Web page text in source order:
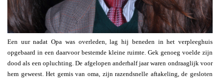
Een uur nadat Opa was overleden, lag hij beneden in het verpleeghuis
opgebaard in een daarvoor bestemde kleine ruimte. Gek genoeg voelde zijn
dood als een opluchting. De afgelopen anderhalf jaar waren ondraaglijk voor
hem geweest. Het gemis van oma, zijn razendsnelle aftakeling, de gesloten